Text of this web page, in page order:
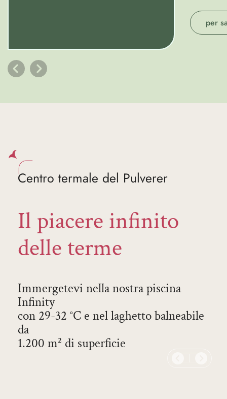
per
Centro termale del Pulverer
Il piacere infinito
delle terme
Immergetevi nella nostra piscina
Infinity
con 29-32 °C e nel laghetto balneabile
da
1.200 m² di superficie